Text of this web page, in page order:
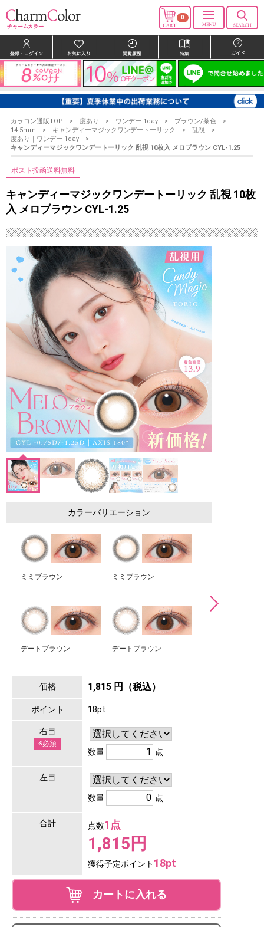
0
カラコン通販TOP 度あり ワンデー 1day
ブラウン/茶色
14.5mm
キャンディーマジックワンデートーリック
乱視
度あり｜ワンデー 1day
キャンディーマジックワンデートーリック 乱視 10枚入 メロブラウン CYL-1.25
ポスト投函送料無料
キャンディーマジックワンデートーリック 乱視 10枚
入 メロブラウン CYL-1.25
カラーバリエーション
ミミブラウン ミミブラウン
デートブラウン デートブラウン
価格 1,815 円（税込）
ポイント 18pt
右目
※必須
数量 点
左目
数量 点
合計 点数1点
1,815円
獲得予定ポイント 18pt
カートに入れる